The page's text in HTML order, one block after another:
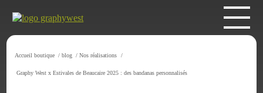
Accueil boutique / blog / Nos réalisations /
Graphy West x Estivales de Beaucaire 2025 : des bandanas personnalisés